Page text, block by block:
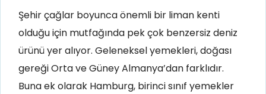
Şehir çağlar boyunca önemli bir liman kenti
olduğu için mutfağında pek çok benzersiz deniz
ürünü yer alıyor. Geleneksel yemekleri, doğası
gereği Orta ve Güney Almanya’dan farklıdır.
Buna ek olarak Hamburg, birinci sınıf yemekler